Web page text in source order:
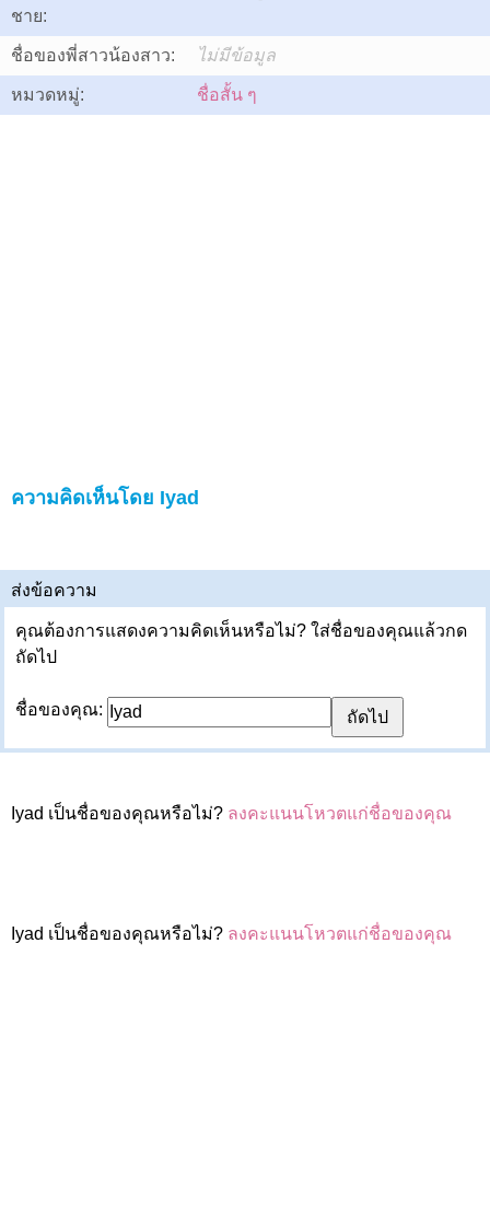
ชาย:
ชื่อของพี่สาวน้องสาว: ไม่มีข้อมูล
หมวดหมู่: ชื่อสั้น ๆ
ความคิดเห็นโดย Iyad
ส่งข้อความ
คุณต้องการแสดงความคิดเห็นหรือไม่? ใส่ชื่อของคุณแล้วกด
ถัดไป
ชื่อของคุณ:
Iyad เป็นชื่อของคุณหรือไม่? ลงคะแนนโหวตแก่ชื่อของคุณ
Iyad เป็นชื่อของคุณหรือไม่? ลงคะแนนโหวตแก่ชื่อของคุณ